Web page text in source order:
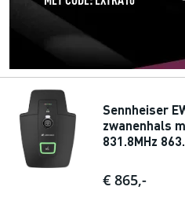
Sennheiser
zwanenhals
831.8MHz
€ 865,-